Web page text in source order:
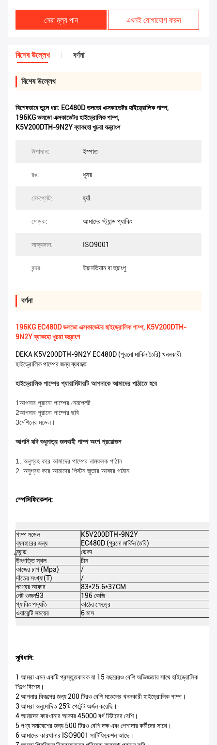
সেরা মূল্য পান এখনই যোগাযোগ করুন
বিশেষ উল্লেখ বর্ণনা
বিশেষ উল্লেখ
বিশেষভাবে তুলে ধরা: EC480D ভলভো এক্সকাভেটর হাইড্রোলিক পাম্প,
196KG ভলভো এক্সকাভেটর হাইড্রোলিক পাম্প,
K5V200DTH-9N2Y ব্যাকহো খুচরা যন্ত্রাংশ
উপাদান: ইস্পাত
রঙ: ধূসর
নেমপ্লেট: হ্যাঁ
মোড়ক: আমাদের স্ট্যান্ড প্যাকিং
সাক্ষ্যদান: ISO9001
বন্দর: ইয়ানতিয়ান বা হুয়াংপু
বর্ণনা
196KG EC480D ভলভো এক্সকাভেটর হাইড্রোলিক পাম্প, K5V200DTH-
9N2Y ব্যাকহো খুচরা যন্ত্রাংশ
DEKA K5V200DTH-9N2Y EC480D (পুরনো মার্কিন তৈরি) খননকারী
হাইড্রোলিক পাম্পের জন্য ব্যবহৃত
হাইড্রোলিক পাম্পের প্যারামিটারটি আপনাকে আমাদের পাঠাতে হবে
1আপনার পুরানো পাম্পের নেমপ্লেট
2আপনার পুরানো পাম্পের ছবি
3মেশিনের মডেল।
আপনি যদি শুধুমাত্র জলবাহী পাম্প অংশ প্রয়োজন
1. অনুগ্রহ করে আমাদের পাম্পের নামফলক পাঠান
2. অনুগ্রহ করে আমাদের পিস্টন জুতার আকার পাঠান
স্পেসিফিকেশন:
পাম্প মডেল
K5V200DTH-9N2Y
ব্যবহারের জন্য
EC480D (পুরনো মার্কিন তৈরি)
ব্র্যান্ড
ডেকা
উৎপত্তি স্থল
চীন
কাজের চাপ (Mpa)
/
দাঁতের সংখ্যা(T)
/
পণ্যের আকার
83*25.6*37CM
নেট ওজন93
196 কেজি
প্যাকিং পদ্ধতি
কাঠের ক্ষেত্রে
ওয়ারেন্টি সময়ের
6 মাস
সুবিধাদি:
1 আমরা এমন একটি প্রস্তুতকারক যা 15 বছরেরও বেশি অভিজ্ঞতার সাথে হাইড্রোলিক
শিল্পে বিশেষ।
2 আপনার বিকল্পের জন্য 200 টিরও বেশি মডেলের খননকারী হাইড্রোলিক পাম্প।
3 আমরা অনুমোদিত 25টি পেটেন্ট অর্জন করেছি।
4 আমাদের কারখানার আকার 45000 বর্গ মিটারের বেশি।
5 পণ্য সমাবেশের জন্য 500 টিরও বেশি দক্ষ এবং পেশাদার কর্মীদের সাথে।
6 আমাদের কারখানার ISO9001 সার্টিফিকেশন আছে।